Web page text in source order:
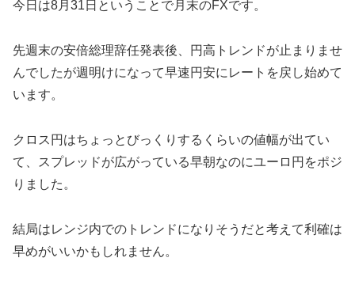
今日は8月31日ということで月末のFXです。
先週末の安倍総理辞任発表後、円高トレンドが止まりませ
んでしたが週明けになって早速円安にレートを戻し始めて
います。
クロス円はちょっとびっくりするくらいの値幅が出てい
て、スプレッドが広がっている早朝なのにユーロ円をポジ
りました。
結局はレンジ内でのトレンドになりそうだと考えて利確は
早めがいいかもしれません。